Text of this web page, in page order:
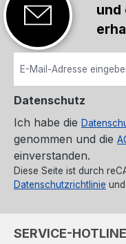
und
Datenschutz
Ich habe die
genommen und die
einverstanden.
Diese Seite ist durch
Datenschutzrichtlinie und
SERVICE-HOTLINE